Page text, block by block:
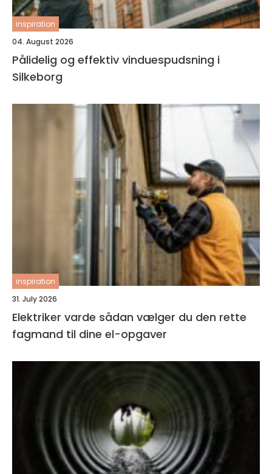
inspiration
04. August 2026
Pålidelig og effektiv vinduespudsning i
Silkeborg
inspiration
31. July 2026
Elektriker varde sådan vælger du den rette
fagmand til dine el-opgaver